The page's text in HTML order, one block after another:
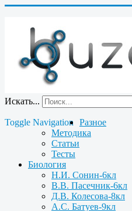
Искать...
Toggle Navigation
Разное
Методика
Статьи
Тесты
Биология
Н.И. Сонин-6кл
В.В. Пасечник-6кл
Д.В. Колесова-8кл
А.С. Батуев-9кл